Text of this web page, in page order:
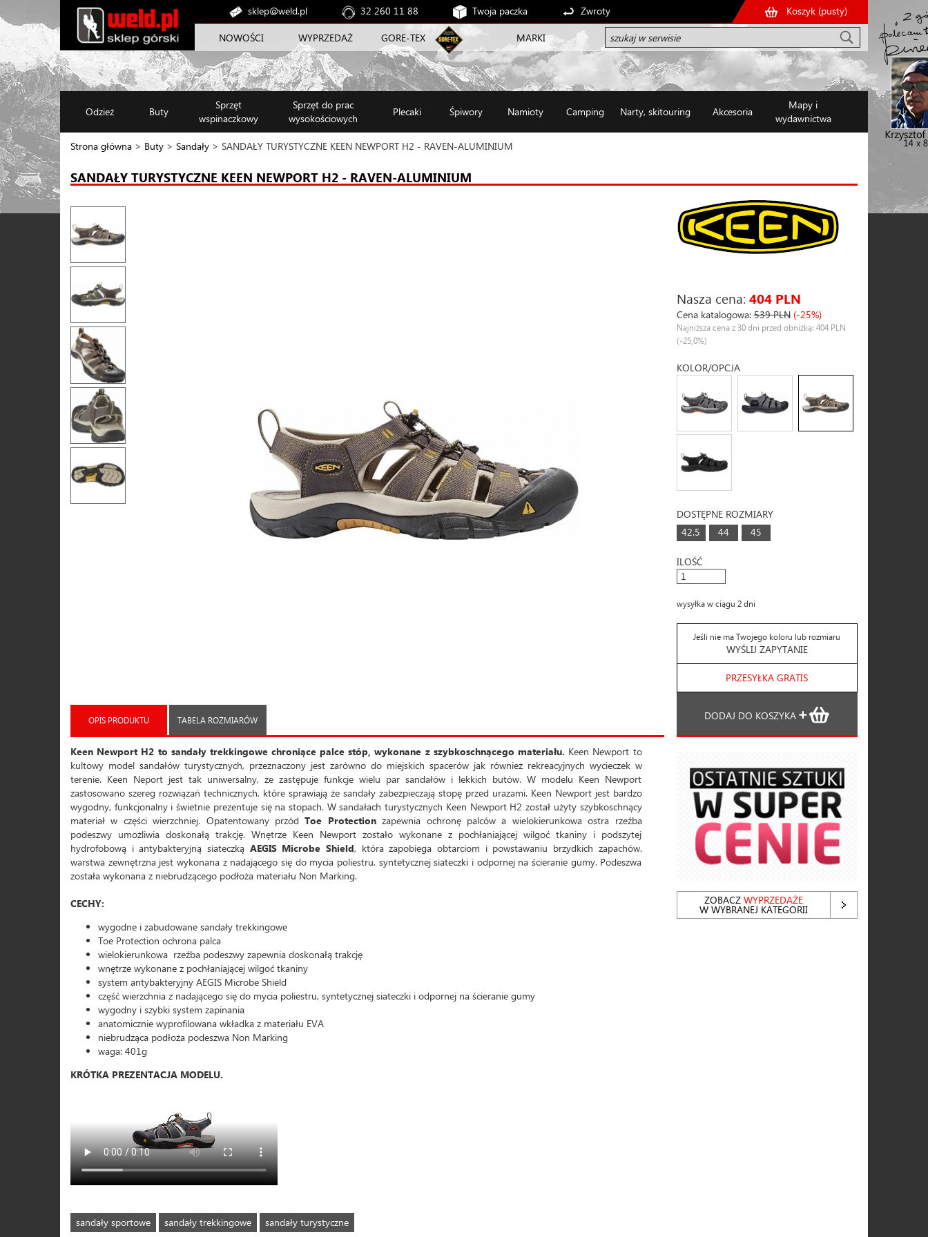
sklep@weld.pl 32 260 11 88 Twoja paczka Zwroty Koszyk (pusty)
NOWOŚCI WYPRZEDAŻ GORE-TEX MARKI
Odzież Buty
Sprzęt
wspinaczkowy
Sprzęt do prac
wysokościowych
Plecaki Śpiwory Namioty Camping Narty, skitouring Akcesoria
Mapy i
wydawnictwa
Strona główna > Buty > Sandały > SANDAŁY TURYSTYCZNE KEEN NEWPORT H2 - RAVEN-ALUMINIUM
SANDAŁY TURYSTYCZNE KEEN NEWPORT H2 - RAVEN-ALUMINIUM
OPIS PRODUKTU TABELA ROZMIARÓW
Nasza cena: 404 PLN
Cena katalogowa:539 PLN (-25%)
Najniższa cena z 30 dni przed obniżką: 404 PLN
(-25,0%)
KOLOR/OPCJA
DOSTĘPNE ROZMIARY
42.5
44 45
ILOŚĆ
wysyłka w ciągu 2 dni
Jeśli nie ma Twojego koloru lub rozmiaru
WYŚLIJ ZAPYTANIE
PRZESYŁKA GRATIS
DODAJ DO KOSZYKA
Keen Newport H2 to sandały trekkingowe chroniące palce stóp, wykonane z szybkoschnącego materiału. Keen Newport to
kultowy model sandałów turystycznych, przeznaczony jest zarówno do miejskich spacerów jak również rekreacyjnych wycieczek w
terenie. Keen Neport jest tak uniwersalny, że zastępuje funkcje wielu par sandałów i lekkich butów. W modelu Keen Newport
zastosowano szereg rozwiązań technicznych, które sprawiają że sandały zabezpieczają stopę przed urazami. Keen Newport jest bardzo
wygodny, funkcjonalny i świetnie prezentuje się na stopach. W sandałach turystycznych Keen Newport H2 został użyty szybkoschnący
materiał w części wierzchniej. Opatentowany przódToe Protectionzapewnia ochronę palców a wielokierunkowa ostra rzeźba
podeszwy umożliwia doskonałą trakcję. Wnętrze Keen Newport zostało wykonane z pochłaniającej wilgoć tkaniny i podszytej
hydrofobową i antybakteryjną siateczką AEGIS Microbe Shield, która zapobiega obtarciom i powstawaniu brzydkich zapachów.
warstwa zewnętrzna jest wykonana z nadającego się do mycia poliestru, syntetycznej siateczki i odpornej na ścieranie gumy. Podeszwa
została wykonana z niebrudzącego podłoża materiału Non Marking.
CECHY:
wygodne i zabudowane sandały trekkingowe
Toe Protection ochrona palca
wielokierunkowa rzeźba podeszwy zapewnia doskonałą trakcję
wnętrze wykonane z pochłaniającej wilgoć tkaniny
system antybakteryjny AEGIS Microbe Shield
część wierzchnia z nadającego się do mycia poliestru, syntetycznej siateczki i odpornej na ścieranie gumy
wygodny i szybki system zapinania
anatomicznie wyprofilowana wkładka z materiału EVA
niebrudząca podłoża podeszwa Non Marking
waga: 401g
KRÓTKA PREZENTACJA MODELU.
sandały sportowe sandały trekkingowe sandały turystyczne
ZOBACZ WYPRZEDAŻE
W WYBRANEJ KATEGORII